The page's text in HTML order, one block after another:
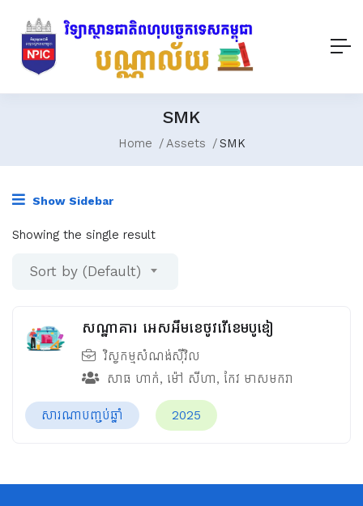
SMK
Home Assets SMK
Show Sidebar
Showing the single result
Sort by (Default)
សណ្ឋាគារ អេសអឹមខេថូវវើខេមបូឌៀ
វិស្វកម្មសំណង់ស៊ីវិល
សាធ ហាក់, ម៉ៅ សីហា, កែវ មាសមករា
សារណាបញ្ចប់ឆ្នាំ 2025